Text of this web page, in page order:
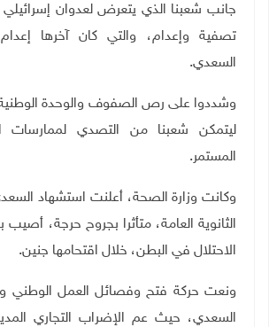
جانب شعبنا الذي يتعرض لعدوان
تصفية وإعدام، والتي كان آخرها
السعدي.
وشددوا على رص الصفوف والوحدة الوطنية
ليتمكن شعبنا من التصدي لممارسات
المستمر.
وكانت وزارة الصحة، أعلنت استشهاد
الثانوية العامة، متأثرا بجروح حرجة،
الاحتلال في البطن، خلال اقتحامها جنين.
ونعت حركة فتح وفصائل العمل الوطني
السعدي، حيث عم الإضراب التجاري